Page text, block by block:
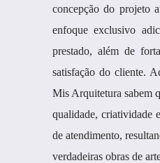
concepção do projeto
enfoque exclusivo
prestado, além de
satisfação do cliente.
Mis Arquitetura sabem
qualidade, criatividade
de atendimento,
verdadeiras obras de